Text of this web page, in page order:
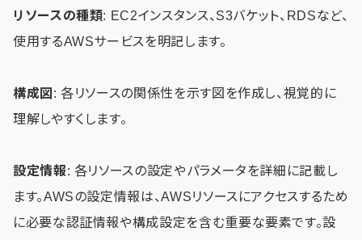
リソースの種類: EC2インスタンス、S3バケット、RDSなど、
使用するAWSサービスを明記します。
構成図 : 各リソースの関係性を示す図を作成し、視覚的に
理解しやすくします。
設定情報: 各リソースの設定やパラメータを詳細に記載し
ます。AWSの設定情報は、AWSリソースにアクセスするため
に必要な認証情報や構成設定を含む重要な要素です。設